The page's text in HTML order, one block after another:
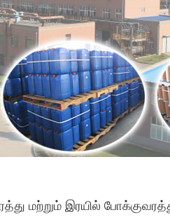
மற்றும் இரயில்